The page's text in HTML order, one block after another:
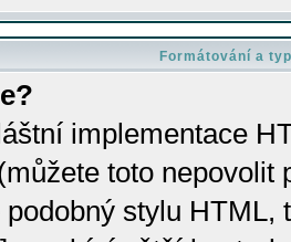
Formátování a
implementace
toto
stylu HTML,